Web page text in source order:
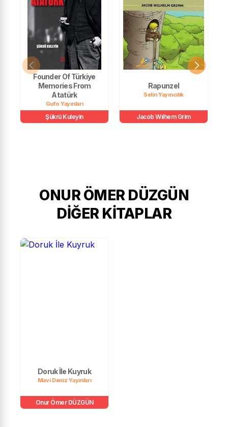
Founder Of Türkiye
Memories From
Atatürk
Gufo Yayınları
Şükrü Kuleyin
Rapunzel
Selin Yayıncılık
Jacob Wılhem Grim
ONUR ÖMER DÜZGÜN
DIĞER KITAPLAR
Doruk İle Kuyruk
Mavi Deniz Yayınları
Onur Ömer DÜZGÜN